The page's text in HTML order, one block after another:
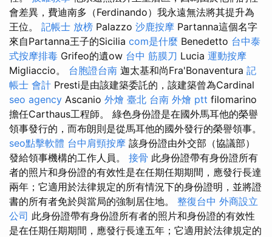
會差異，費迪南多（Ferdinando）我永遠無法將其提升為
王位。 記帳士 放榜 Palazzo 沙鹿按摩 Partanna這個名字
來自Partanna王子的Sicilia com是什麼 Benedetto 台中泰
式按摩排毒 Grifeo的遺ow 台中 筋膜刀 Lucia 運動按摩
Migliaccio。 台胞證台南 迦太基和尚Fra'Bonaventura 記
帳士 會計 Presti是由該建築委託的，該建築曾為Cardinal
seo agency Ascanio 外燴 臺北 台南 外燴 ptt filomarino
擔任Carthaus工程師。 綠色身份證是在國外馬耳他的榮譽
領事發行的，而布朗則是從馬耳他的國外發行的榮譽領事。
seo點擊軟體 台中肩頸按摩 該身份證由外交部（協議部）
發給領事機構的工作人員。 接骨 此身份證帶有身份證所有
者的照片和身份證的有效性是在任期任期期間，應發行長達
兩年；它適用於法律規定的所有情況下的身份證明，並將證
書的所有者免於與當局的強制居住地。 整復台中 外商設立
公司 此身份證帶有身份證所有者的照片和身份證的有效性
是在任期任期期間，應發行長達五年；它適用於法律規定的